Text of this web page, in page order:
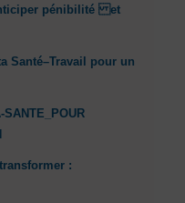
pénibilité et
Santé–Travail pour un
SANTE_POUR
: